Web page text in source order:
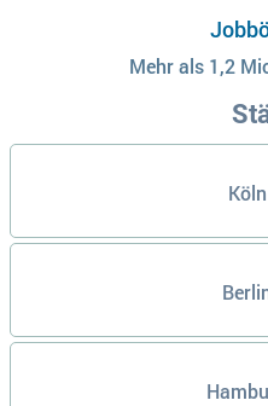
Mehr als 1,2